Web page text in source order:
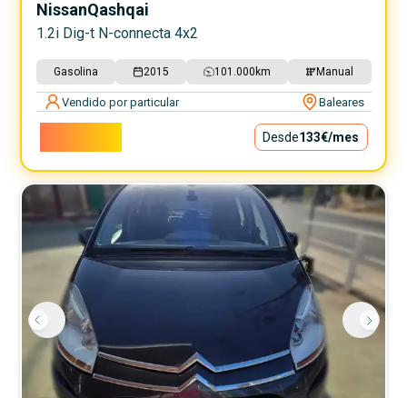
NissanQashqai
1.2i Dig-t N-connecta 4x2
Gasolina 2015 101.000 km Manual
Vendido por particular Baleares
Desde133€/mes